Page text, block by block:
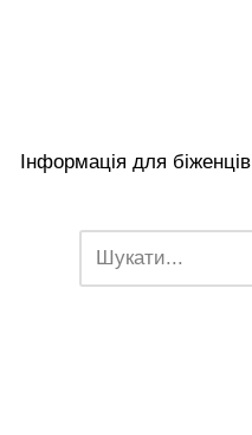
Iнформація для біженців